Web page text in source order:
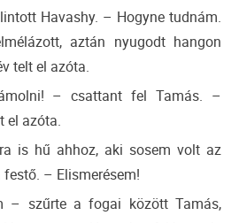
Havashy. – Hogyne tudnám.
aztán nyugodt hangon
telt el azóta.
– csattant fel Tamás. –
el azóta.
is hű ahhoz, aki sosem volt az
– Elismerésem!
– szűrte a fogai között Tamás,